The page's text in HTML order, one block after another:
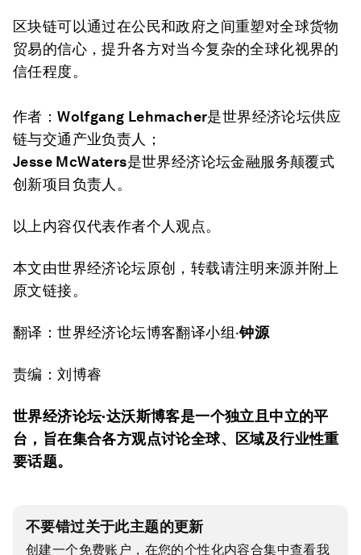
区块链可以通过在公民和政府之间重塑对全球货物
贸易的信心，提升各方对当今复杂的全球化视界的
信任程度。
作者：Wolfgang Lehmacher是世界经济论坛供应
链与交通产业负责人；
Jesse McWaters是世界经济论坛金融服务颠覆式
创新项目负责人。
以上内容仅代表作者个人观点。
本文由世界经济论坛原创，转载请注明来源并附上
原文链接。
翻译：世界经济论坛博客翻译小组·钟源
责编：刘博睿
世界经济论坛·达沃斯博客是一个独立且中立的平
台，旨在集合各方观点讨论全球、区域及行业性重
要话题。
不要错过关于此主题的更新
创建一个免费账户，在您的个性化内容合集中查看我